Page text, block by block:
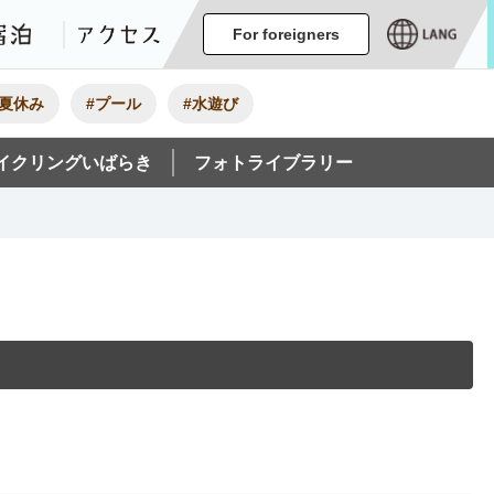
イベント
グルメ・みやげ宿泊 アクセス
For foreigners
休み #プール #水遊び
クリングいばらき フォトライブラリー